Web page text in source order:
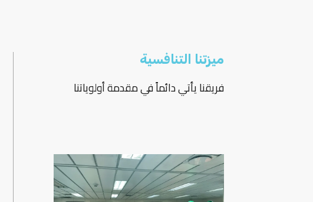
ميزتنا التنافسية
فريقنا يأتي دائماً في مقدمة أولوياتنا